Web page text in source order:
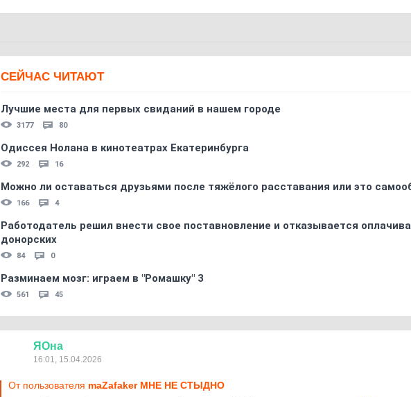
СЕЙЧАС ЧИТАЮТ
Лучшие места для первых свиданий в нашем городе
3177 80
Одиссея Нолана в кинотеатрах Екатеринбурга
292 16
Можно ли оставаться друзьями после тяжёлого расставания или это
166 4
Работодатель решил внести свое поставновление и отказывается
донорских
84 0
Разминаем мозг: играем в "Ромашку" 3
561 45
ЯОна
16:01, 15.04.2026
От пользователя maZafaker МНЕ НЕ СТЫДНО